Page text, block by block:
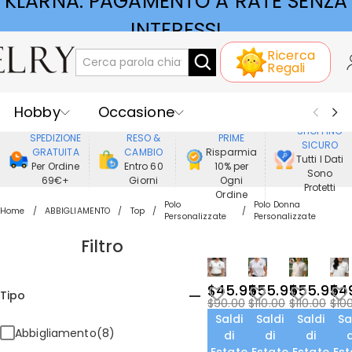
INTERESSI
Ricerca
Regali
Hobby
Occasione
Ricevente
Best Seller
Nuovi
Gioielli
Casa&Vita
SPEDIZIONE
GRATUITA
Per Ordine
69€+
RESO &
CAMBIO
Entro 60
Giorni
PRIME
Risparmia
10% per
Ogni
Ordine
SHOPPING
SICURO
Tutti I Dati
Sono
Protetti
Home ABBIGLIAMENTO Top
Polo
Personalizzate
Polo Donna
Personalizzate
Filtro
Tipo
Abbigliamento(8)
$45.95
$90.00
Saldi
di
$55.95
$110.00
Saldi
di
$55.95
$110.00
Saldi
di